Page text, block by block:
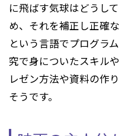
に飛ばす気球はどうし
め、それを補正し正確
という言語でプログラ
究で身についたスキル
レゼン方法や資料の作
そうです。